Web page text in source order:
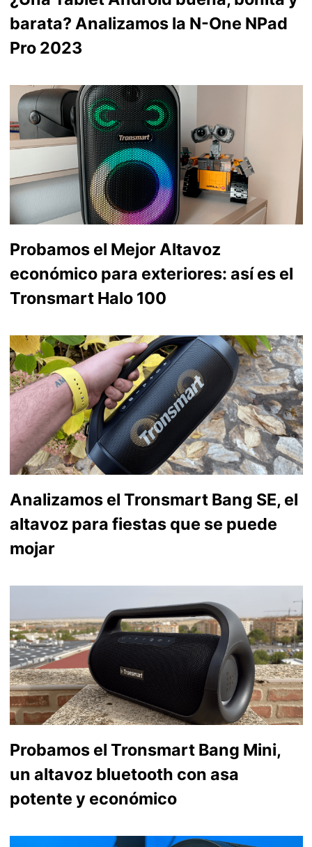
barata? Analizamos la N-One NPad
Pro 2023
Probamos el Mejor Altavoz
económico para exteriores: así es el
Tronsmart Halo 100
Analizamos el Tronsmart Bang SE, el
altavoz para fiestas que se puede
mojar
Probamos el Tronsmart Bang Mini,
un altavoz bluetooth con asa
potente y económico